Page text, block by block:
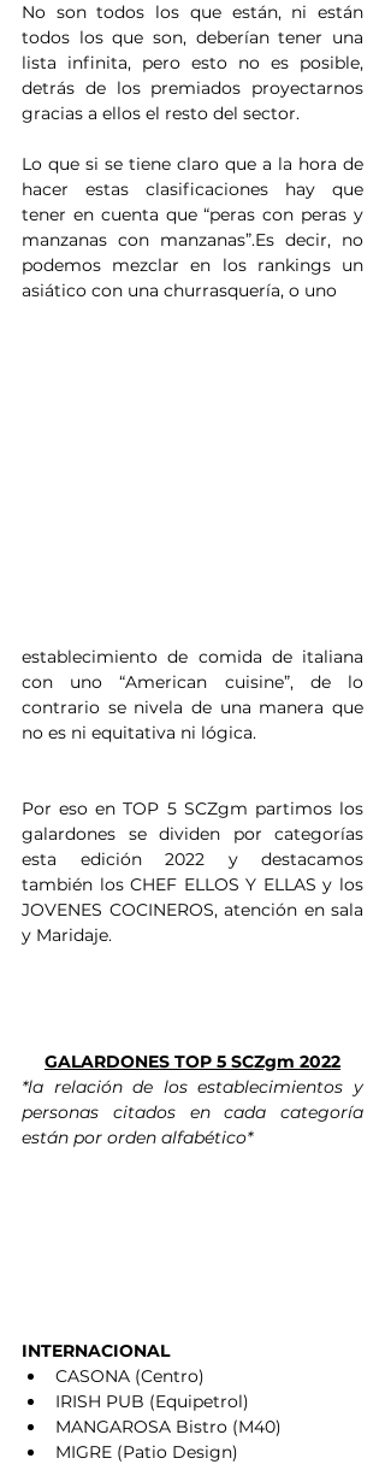
No son todos los que están, ni están
todos los que son, deberían tener una
lista infinita, pero esto no es posible,
detrás de los premiados proyectarnos
gracias a ellos el resto del sector.
Lo que si se tiene claro que a la hora de
hacer estas clasificaciones hay que
tener en cuenta que “peras con peras y
manzanas con manzanas”.Es decir, no
podemos mezclar en los rankings un
asiático con una churrasquería, o uno
establecimiento de comida de italiana
con uno “American cuisine”, de lo
contrario se nivela de una manera que
no es ni equitativa ni lógica.
Por eso en TOP 5 SCZgm partimos los
galardones se dividen por categorías
esta edición 2022 y destacamos
también los CHEF ELLOS Y ELLAS y los
JOVENES COCINEROS, atención en sala
y Maridaje.
GALARDONES TOP 5 SCZgm 2022
*la relación de los establecimientos y
personas citados en cada categoría
están por orden alfabético*
INTERNACIONAL
CASONA (Centro)
IRISH PUB (Equipetrol)
MANGAROSA Bistro (M40)
MIGRE (Patio Design)